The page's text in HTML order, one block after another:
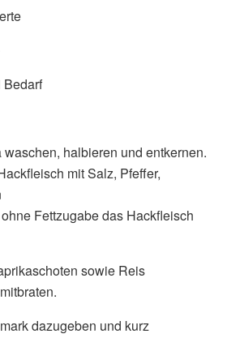
Bedarf
halbieren und entkernen.
mit Salz, Pfeffer,
Fettzugabe das Hackfleisch
sowie Reis
dazugeben und kurz